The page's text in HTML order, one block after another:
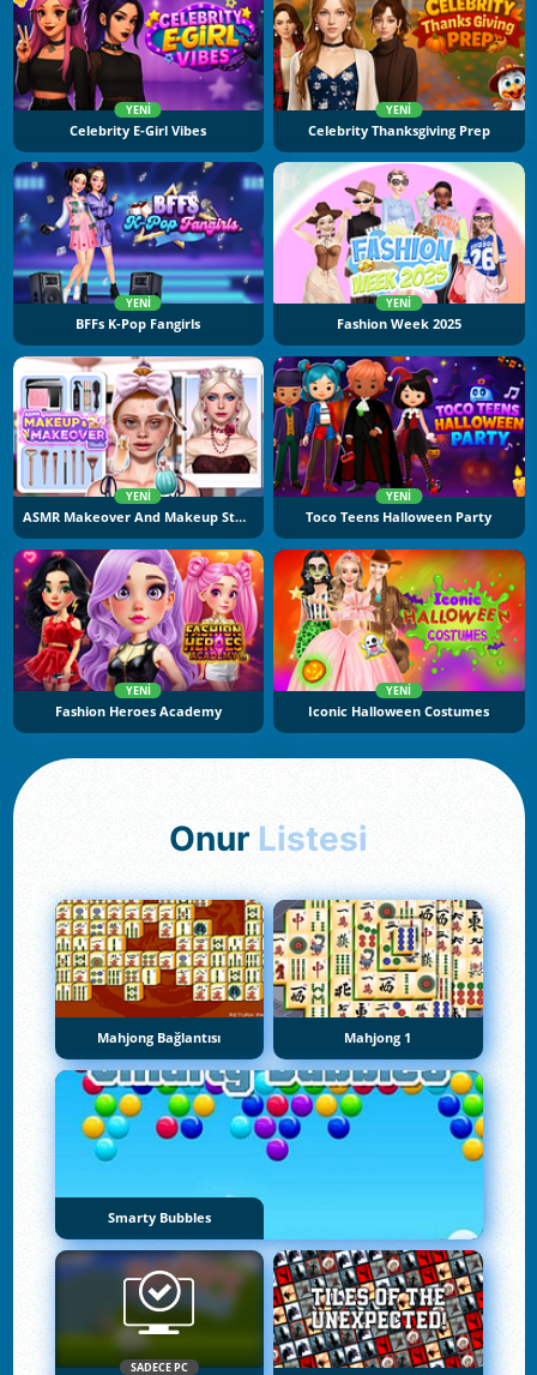
YENI
Celebrity E-Girl Vibes
YENI
Celebrity Thanksgiving Prep
YENI
BFFs K-Pop Fangirls
YENI
Fashion Week 2025
YENI
ASMR Makeover And Makeup Studio
YENI
Toco Teens Halloween Party
YENI
Fashion Heroes Academy
YENI
Iconic Halloween Costumes
Onur Listesi
Mahjong Bağlantısı Mahjong 1
Smarty Bubbles
SADECE PC